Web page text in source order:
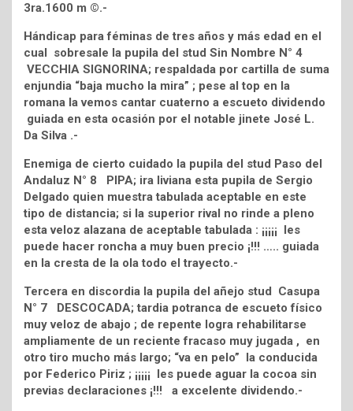
3ra.1600 m ©.-
Hándicap para féminas de tres años y más edad en el
cual sobresale la pupila del stud Sin Nombre N° 4
VECCHIA SIGNORINA; respaldada por cartilla de suma
enjundia “baja mucho la mira” ; pese al top en la
romana la vemos cantar cuaterno a escueto dividendo
guiada en esta ocasión por el notable jinete José L.
Da Silva .-
Enemiga de cierto cuidado la pupila del stud Paso del
Andaluz N° 8 PIPA; ira liviana esta pupila de Sergio
Delgado quien muestra tabulada aceptable en este
tipo de distancia; si la superior rival no rinde a pleno
esta veloz alazana de aceptable tabulada : ¡¡¡¡¡ les
puede hacer roncha a muy buen precio ¡!!! ….. guiada
en la cresta de la ola todo el trayecto.-
Tercera en discordia la pupila del añejo stud Casupa
N° 7 DESCOCADA; tardia potranca de escueto físico
muy veloz de abajo ; de repente logra rehabilitarse
ampliamente de un reciente fracaso muy jugada , en
otro tiro mucho más largo; “va en pelo” la conducida
por Federico Piriz ; ¡¡¡¡¡ les puede aguar la cocoa sin
previas declaraciones ¡!!! a excelente dividendo.-